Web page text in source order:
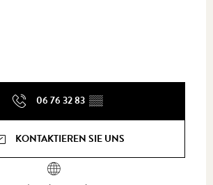
06 76 32 83 ▒▒
KONTAKTIEREN SIE UNS